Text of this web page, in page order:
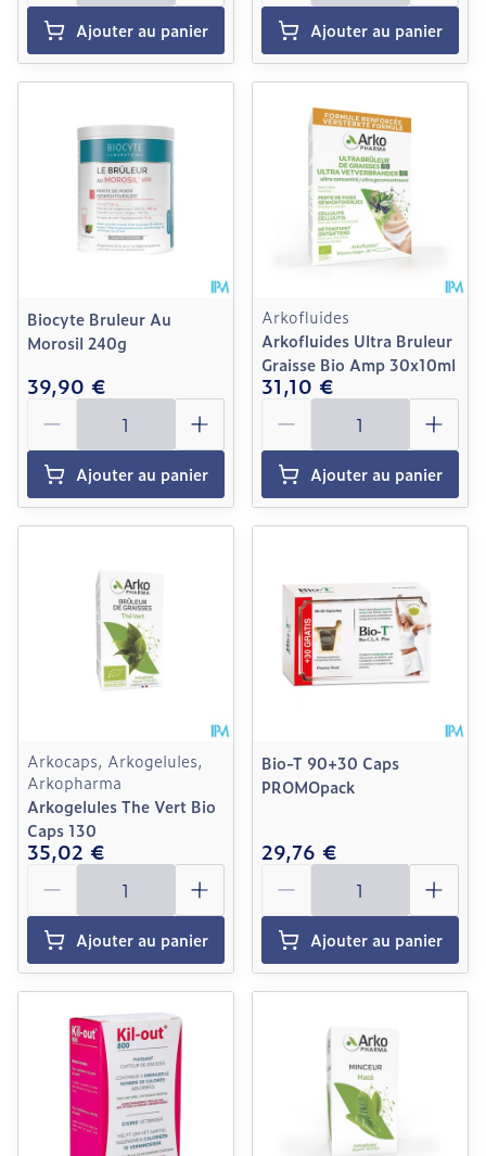
Ajouter au panier Ajouter au panier
Biocyte Bruleur Au
Morosil 240g
39,90 €
Quantité
Ajouter au panier
Arkofluides
Arkofluides Ultra Bruleur
Graisse Bio Amp 30x10ml
31,10 €
Quantité
Ajouter au panier
Arkocaps, Arkogelules,
Arkopharma
Arkogelules The Vert Bio
Caps 130
35,02 €
Quantité
Ajouter au panier
Bio-T 90+30 Caps
PROMOpack
29,76 €
Quantité
Ajouter au panier